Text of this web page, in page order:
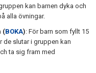
kan barnen dyka och
alla övningar.
(BOKA): För barn som fyllt 15
de slutar i gruppen kan
ta sig fram med